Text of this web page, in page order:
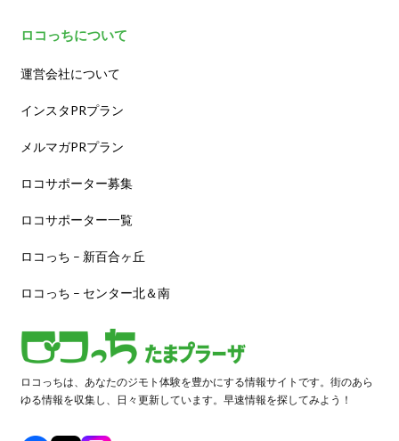
ロコっちについて
運営会社について
インスタPRプラン
メルマガPRプラン
ロコサポーター募集
ロコサポーター一覧
ロコっち – 新百合ヶ丘
ロコっち – センター北＆南
ロコっちは、あなたのジモト体験を豊かにする情報サイトです。街のあら
ゆる情報を収集し、日々更新しています。早速情報を探してみよう！